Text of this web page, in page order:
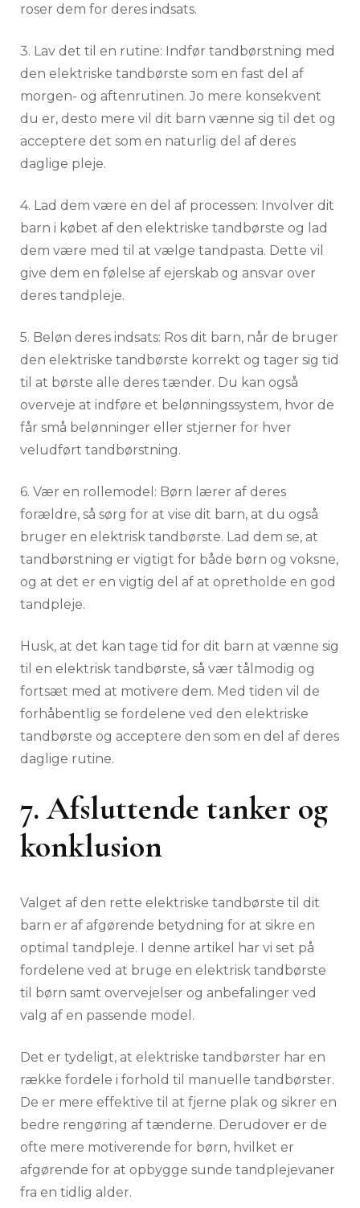
roser dem for deres indsats.
3. Lav det til en rutine: Indfør tandbørstning med
den elektriske tandbørste som en fast del af
morgen- og aftenrutinen. Jo mere konsekvent
du er, desto mere vil dit barn vænne sig til det og
acceptere det som en naturlig del af deres
daglige pleje.
4. Lad dem være en del af processen: Involver dit
barn i købet af den elektriske tandbørste og lad
dem være med til at vælge tandpasta. Dette vil
give dem en følelse af ejerskab og ansvar over
deres tandpleje.
5. Beløn deres indsats: Ros dit barn, når de bruger
den elektriske tandbørste korrekt og tager sig tid
til at børste alle deres tænder. Du kan også
overveje at indføre et belønningssystem, hvor de
får små belønninger eller stjerner for hver
veludført tandbørstning.
6. Vær en rollemodel: Børn lærer af deres
forældre, så sørg for at vise dit barn, at du også
bruger en elektrisk tandbørste. Lad dem se, at
tandbørstning er vigtigt for både børn og voksne,
og at det er en vigtig del af at opretholde en god
tandpleje.
Husk, at det kan tage tid for dit barn at vænne sig
til en elektrisk tandbørste, så vær tålmodig og
fortsæt med at motivere dem. Med tiden vil de
forhåbentlig se fordelene ved den elektriske
tandbørste og acceptere den som en del af deres
daglige rutine.
7. Afsluttende tanker og
konklusion
Valget af den rette elektriske tandbørste til dit
barn er af afgørende betydning for at sikre en
optimal tandpleje. I denne artikel har vi set på
fordelene ved at bruge en elektrisk tandbørste
til børn samt overvejelser og anbefalinger ved
valg af en passende model.
Det er tydeligt, at elektriske tandbørster har en
række fordele i forhold til manuelle tandbørster.
De er mere effektive til at fjerne plak og sikrer en
bedre rengøring af tænderne. Derudover er de
ofte mere motiverende for børn, hvilket er
afgørende for at opbygge sunde tandplejevaner
fra en tidlig alder.